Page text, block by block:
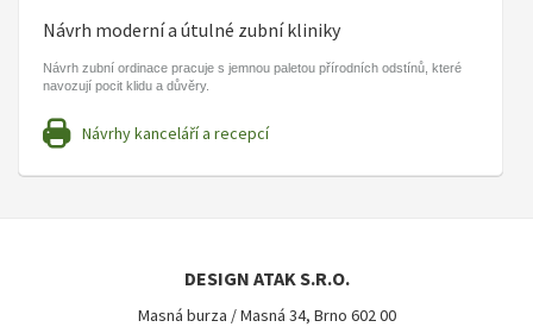
Návrh moderní a útulné zubní kliniky
Návrh zubní ordinace pracuje s jemnou paletou přírodních odstínů, které
navozují pocit klidu a důvěry.
Návrhy kanceláří a recepcí
DESIGN ATAK S.R.O.
Masná burza / Masná 34, Brno 602 00